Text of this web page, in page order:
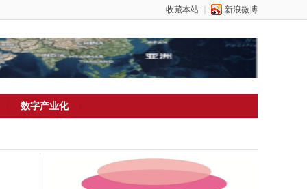
收藏本站 新浪微博
数字产业化